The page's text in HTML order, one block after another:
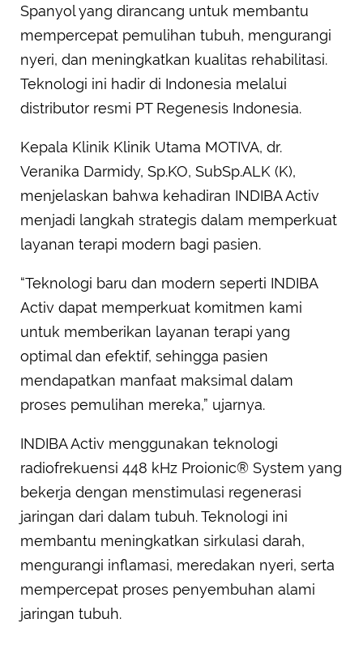
Spanyol yang dirancang untuk membantu
mempercepat pemulihan tubuh, mengurangi
nyeri, dan meningkatkan kualitas rehabilitasi.
Teknologi ini hadir di Indonesia melalui
distributor resmi PT Regenesis Indonesia.
Kepala Klinik Klinik Utama MOTIVA, dr.
Veranika Darmidy, Sp.KO, SubSp.ALK (K),
menjelaskan bahwa kehadiran INDIBA Activ
menjadi langkah strategis dalam memperkuat
layanan terapi modern bagi pasien.
“Teknologi baru dan modern seperti INDIBA
Activ dapat memperkuat komitmen kami
untuk memberikan layanan terapi yang
optimal dan efektif, sehingga pasien
mendapatkan manfaat maksimal dalam
proses pemulihan mereka,” ujarnya.
INDIBA Activ menggunakan teknologi
radiofrekuensi 448 kHz Proionic® System yang
bekerja dengan menstimulasi regenerasi
jaringan dari dalam tubuh. Teknologi ini
membantu meningkatkan sirkulasi darah,
mengurangi inflamasi, meredakan nyeri, serta
mempercepat proses penyembuhan alami
jaringan tubuh.